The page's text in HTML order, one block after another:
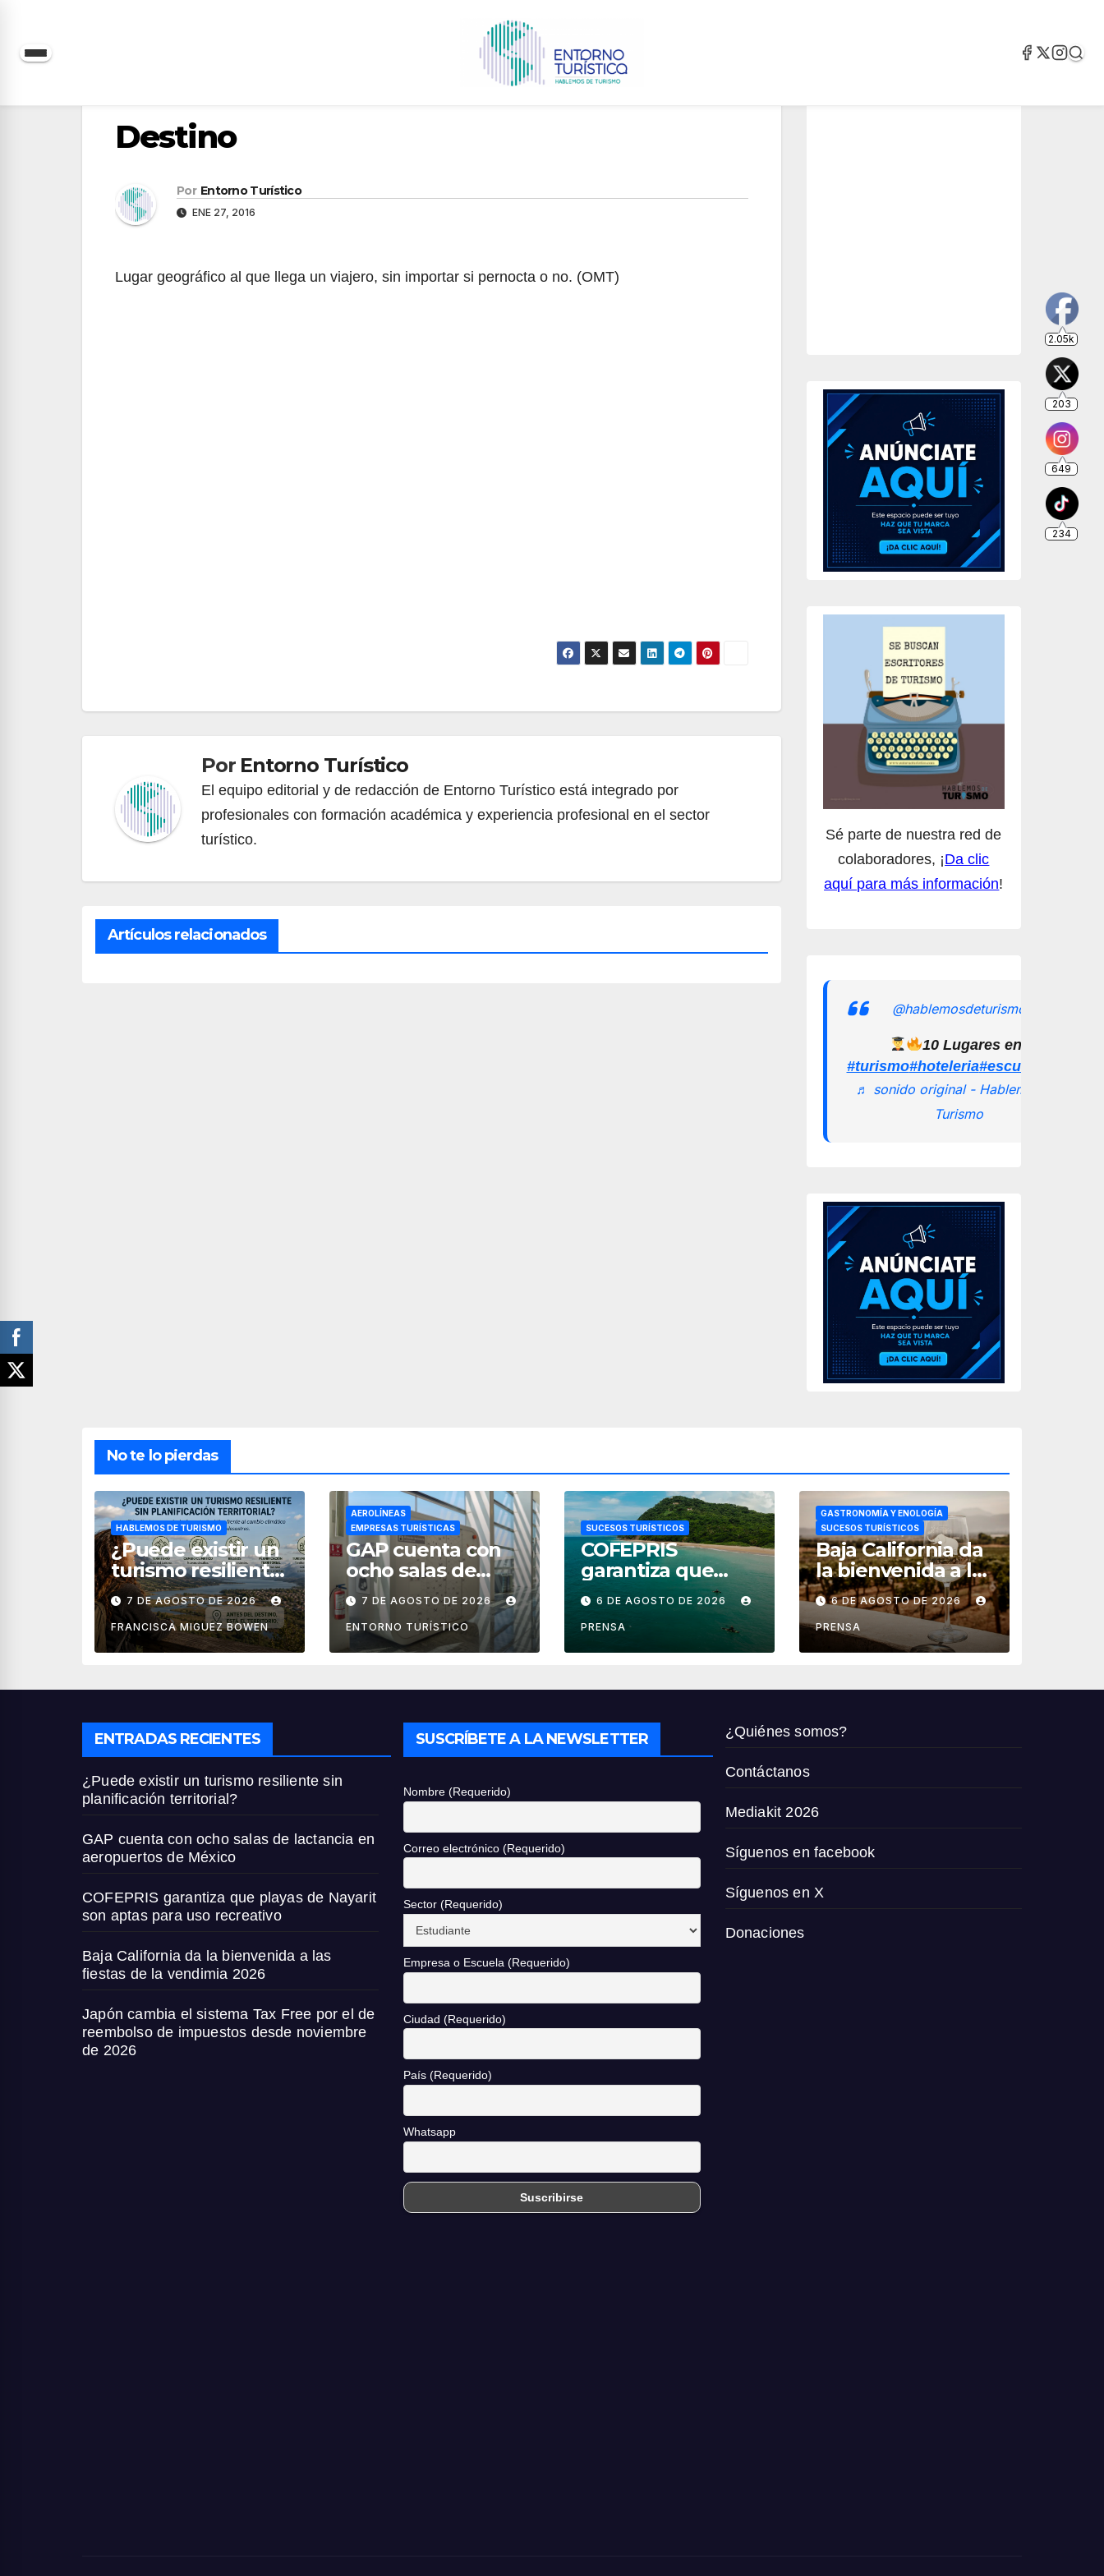
Saltar
Destino
Por Entorno Turístico
ENE 27, 2016
Lugar geográfico al que llega un viajero, sin importar si pernocta o no. (OMT)
Por Entorno Turístico
El equipo editorial y de redacción de Entorno Turístico está integrado por
profesionales con formación académica y experiencia profesional en el sector
turístico.
Artículos relacionados
Sé parte de nuestra red de
colaboradores, ¡Da clic
aquí para más información!
@hablemosdeturismomx
10 Lugares en los que
#turismo#hoteleria
♬ sonido original - Hablemos de
Turismo
No te lo pierdas
HABLEMOS DE TURISMO
¿Puede existir un
turismo resiliente
sin planificación
territorial?
7 DE AGOSTO DE 2026
FRANCISCA MIGUEZ BOWEN
AEROLÍNEAS
EMPRESAS TURÍSTICAS
GAP cuenta con
ocho salas de
lactancia en
aeropuertos de
México
7 DE AGOSTO DE 2026
ENTORNO TURÍSTICO
SUCESOS TURÍSTICOS
COFEPRIS
garantiza que
playas de Nayarit
son aptas para
uso recreativo
6 DE AGOSTO DE 2026
PRENSA
GASTRONOMÍA Y ENOLOGÍA
SUCESOS TURÍSTICOS
Baja California da
la bienvenida a las
fiestas de la
vendimia 2026
6 DE AGOSTO DE 2026
PRENSA
ENTRADAS RECIENTES
¿Puede existir un turismo resiliente sin
planificación territorial?
GAP cuenta con ocho salas de lactancia en
aeropuertos de México
COFEPRIS garantiza que playas de Nayarit
son aptas para uso recreativo
Baja California da la bienvenida a las
fiestas de la vendimia 2026
Japón cambia el sistema Tax Free por el de
reembolso de impuestos desde noviembre
de 2026
SUSCRÍBETE A LA NEWSLETTER
Nombre (Requerido)
Correo electrónico (Requerido)
Sector (Requerido)
Empresa o Escuela (Requerido)
Ciudad (Requerido)
País (Requerido)
Whatsapp
¿Quiénes somos?
Contáctanos
Mediakit 2026
Síguenos en facebook
Síguenos en X
Donaciones
2.05k
203
649
234